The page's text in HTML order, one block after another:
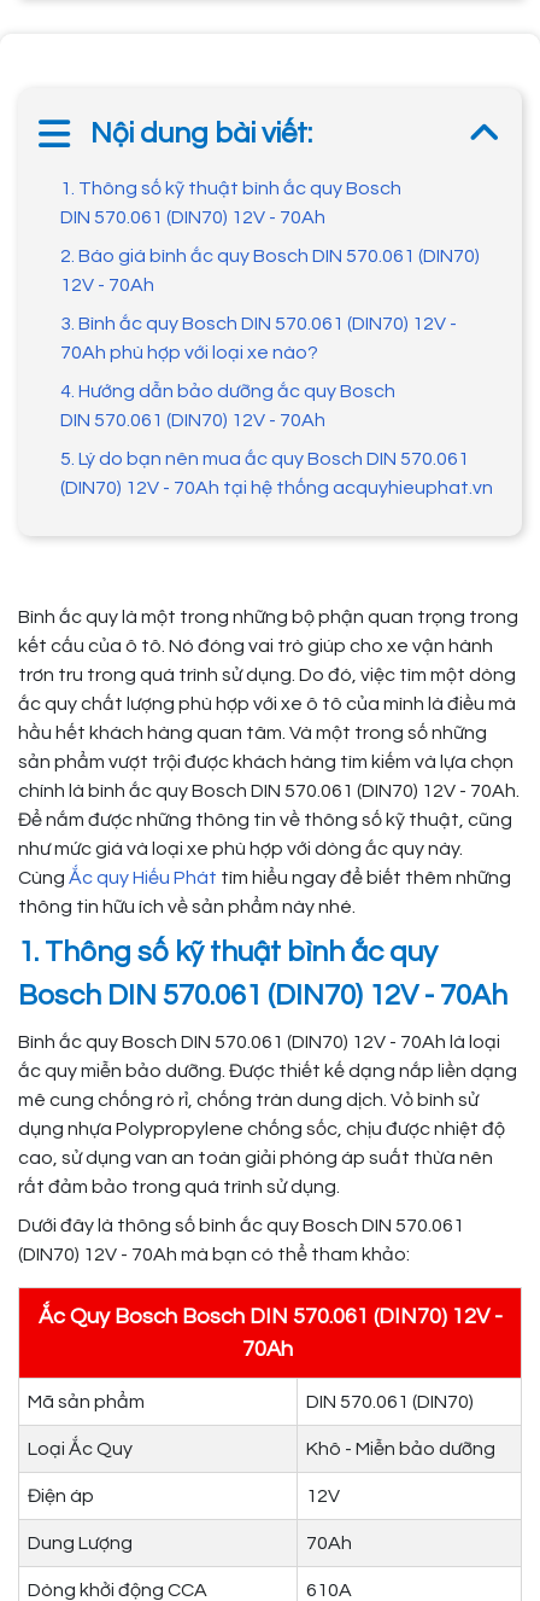
Nội dung bài viết:
1. Thông số kỹ thuật bình ắc quy Bosch
DIN 570.061 (DIN70) 12V - 70Ah
2. Báo giá bình ắc quy Bosch DIN 570.061 (DIN70)
12V - 70Ah
3. Bình ắc quy Bosch DIN 570.061 (DIN70) 12V -
70Ah phù hợp với loại xe nào?
4. Hướng dẫn bảo dưỡng ắc quy Bosch
DIN 570.061 (DIN70) 12V - 70Ah
5. Lý do bạn nên mua ắc quy Bosch DIN 570.061
(DIN70) 12V - 70Ah tại hệ thống acquyhieuphat.vn
Bình ắc quy là một trong những bộ phận quan trọng trong
kết cấu của ô tô. Nó đóng vai trò giúp cho xe vận hành
trơn tru trong quá trình sử dụng. Do đó, việc tìm một dòng
ắc quy chất lượng phù hợp với xe ô tô của mình là điều mà
hầu hết khách hàng quan tâm. Và một trong số những
sản phẩm vượt trội được khách hàng tìm kiếm và lựa chọn
chính là bình ắc quy Bosch DIN 570.061 (DIN70) 12V - 70Ah.
Để nắm được những thông tin về thông số kỹ thuật, cũng
như mức giá và loại xe phù hợp với dòng ắc quy này.
Cùng Ắc quy Hiếu Phát tìm hiểu ngay để biết thêm những
thông tin hữu ích về sản phẩm này nhé.
1. Thông số kỹ thuật bình ắc quy
Bosch DIN 570.061 (DIN70) 12V - 70Ah
Bình ắc quy Bosch DIN 570.061 (DIN70) 12V - 70Ah là loại
ắc quy miễn bảo dưỡng. Được thiết kế dạng nắp liền dạng
mê cung chống rò rỉ, chống tràn dung dịch. Vỏ bình sử
dụng nhựa Polypropylene chống sốc, chịu được nhiệt độ
cao, sử dụng van an toàn giải phóng áp suất thừa nên
rất đảm bảo trong quá trình sử dụng.
Dưới đây là thông số bình ắc quy Bosch DIN 570.061
(DIN70) 12V - 70Ah mà bạn có thể tham khảo:
Ắc Quy Bosch Bosch DIN 570.061 (DIN70) 12V -
70Ah
Mã sản phẩm DIN 570.061 (DIN70)
Loại Ắc Quy Khô - Miễn bảo dưỡng
Điện áp 12V
Dung Lượng 70Ah
Dòng khởi động CCA 610A